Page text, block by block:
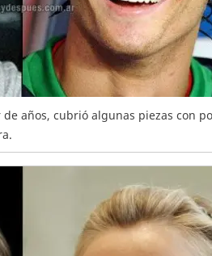
años, cubrió algunas piezas con